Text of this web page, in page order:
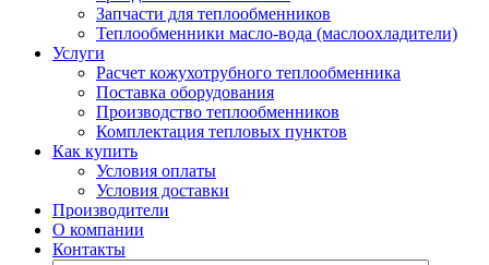
Запчасти для теплообменников
Теплообменники масло-вода (маслоохладители)
Услуги
Расчет кожухотрубного теплообменника
Поставка оборудования
Производство теплообменников
Комплектация тепловых пунктов
Как купить
Условия оплаты
Условия доставки
Производители
О компании
Контакты